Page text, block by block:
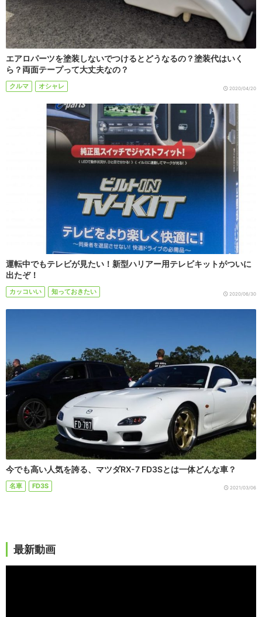
エアロパーツを塗装しないでつけるとどうなるの？塗装代はいく
ら？両面テープって大丈夫なの？
クルマ オシャレ 2020/04/20
運転中でもテレビが見たい！新型ハリアー用テレビキットがついに
出たぞ！
カッコいい 知っておきたい 2020/06/30
今でも高い人気を誇る、マツダRX-7 FD3Sとは一体どんな車？
名車 FD3S 2021/03/06
最新動画